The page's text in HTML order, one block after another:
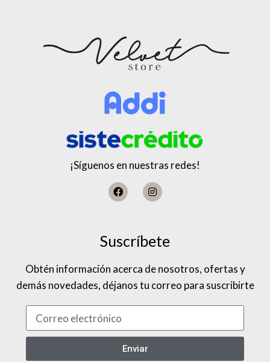
¡Síguenos en nuestras redes!
Suscríbete
Obtén información acerca de nosotros, ofertas y
demás novedades, déjanos tu correo para suscribirte
Enviar